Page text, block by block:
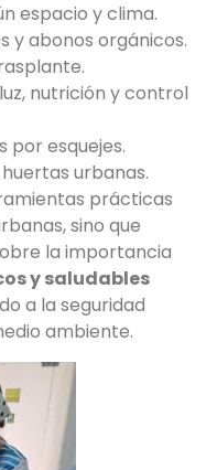
espacio y clima.
y abonos orgánicos.
nutrición y control
por esquejes.
urbanas.
prácticas
sino que
la importancia
y saludables
a la seguridad
ambiente.